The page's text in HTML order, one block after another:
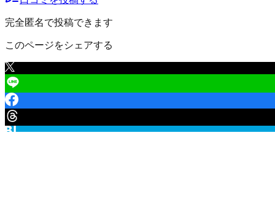
完全匿名で投稿できます
このページをシェアする